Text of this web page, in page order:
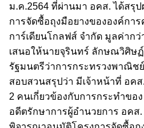
ม.ค.2564 ที่ผ่านมา อคส. ได้สรุ
การจัดซื้อถุงมือยางขององค์กา
การ์เดียนโกลฟส์ จำกัด มูลค่าก
เสนอให้นายจุรินทร์ ลักษณวิศิษ
รัฐมนตรีว่าการกระทรวงพาณิช
สอบสวนสรุปว่า มีเจ้าหน้าที่ อค
2 คนเกี่ยวข้องกับการกระทำขอ
อดีตรักษาการผู้อำนวยการ อค